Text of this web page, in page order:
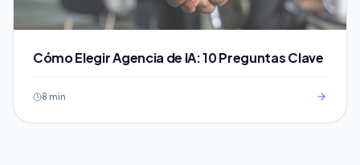
Cómo Elegir Agencia de IA: 10 Preguntas Clave
8 min